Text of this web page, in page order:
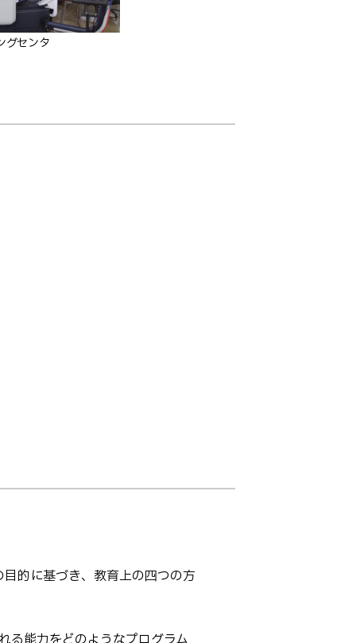
グセンタ
的に基づき、教育上の四つの方